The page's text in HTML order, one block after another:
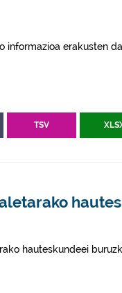
informazioa erakusten
TSV
hauteskundeei